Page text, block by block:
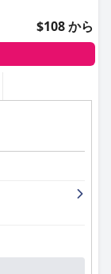
がよく知られ
験をさらに高め
あるという点
戦略的なロケー
のアクセスが
にとって実用
リーなスタッ
ます。
$108 から